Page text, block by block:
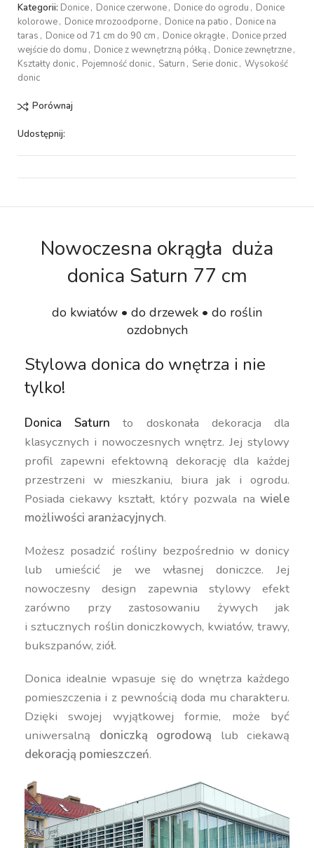
Kategorii: Donice, Donice czerwone, Donice do ogrodu , Donice
kolorowe, Donice mrozoodporne, Donice na patio , Donice na
taras , Donice od 71 cm do 90 cm , Donice okrągłe, Donice przed
wejście do domu , Donice z wewnętrzną półką , Donice zewnętrzne,
Kształty donic, Pojemność donic, Saturn , Serie donic, Wysokość
donic
Porównaj
Udostępnij:
Nowoczesna okrągła duża
donica Saturn 77 cm
do kwiatów • do drzewek • do roślin
ozdobnych
Stylowa donica do wnętrza i nie
tylko!
Donica Saturnto doskonała dekoracja dla
klasycznych i nowoczesnych wnętrz. Jej stylowy
profil zapewni efektowną dekorację dla każdej
przestrzeni w mieszkaniu, biura jak i ogrodu.
Posiada ciekawy kształt, który pozwala na wiele
możliwości aranżacyjnych.
Możesz posadzić rośliny bezpośrednio w donicy
lub umieścić je we własnej doniczce. Jej
nowoczesny design zapewnia stylowy efekt
zarówno przy zastosowaniu żywych jak
i sztucznych roślin doniczkowych, kwiatów, trawy,
bukszpanów, ziół.
Donica idealnie wpasuje się do wnętrza każdego
pomieszczenia i z pewnością doda mu charakteru.
Dzięki swojej wyjątkowej formie, może być
uniwersalną doniczką ogrodową lub ciekawą
dekoracją pomieszczeń.